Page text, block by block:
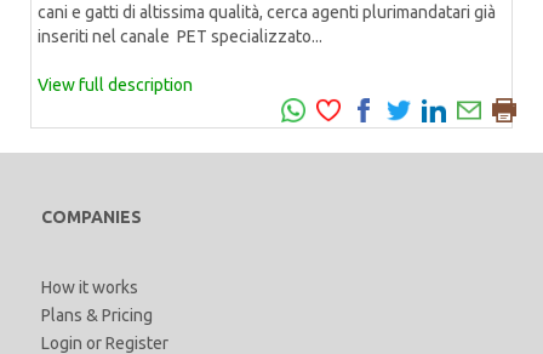
cani e gatti di altissima qualità, cerca agenti plurimandatari già
inseriti nel canale PET specializzato...
View full description
COMPANIES
How it works
Plans & Pricing
Login orRegister